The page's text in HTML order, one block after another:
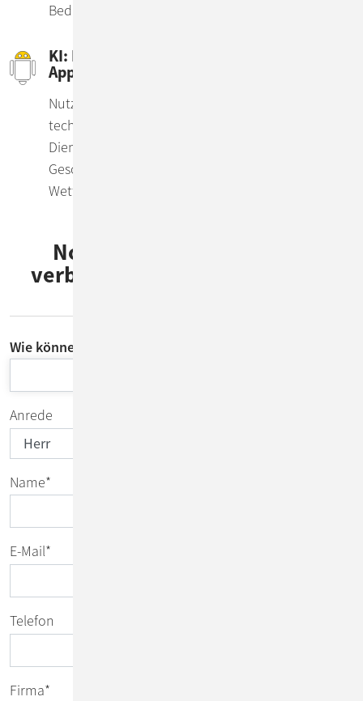
Bedarf von unserer Expertise.
KI: Maßgeschneiderte LLMs und Rag-
Applikationen
Nutzen Sie Generative Künstliche Intelligenz als
technologische Basis für innovative Produkte und
Dienstleistungen und automatisierte
Geschäftsprozesse und erzielen Sie dadurch
Wettbewerbsvorteile.
Noch Fragen rund um den
verbesserten IT-Betrieb mit AI
Wie können wir Sie unterstützen?
Anrede
Name*
E-Mail*
Telefon
Firma*